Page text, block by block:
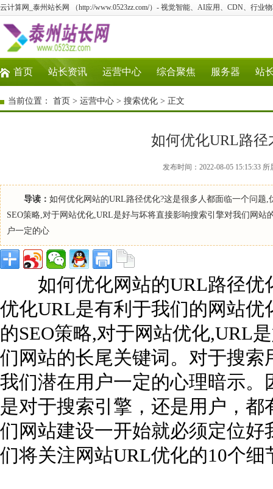
云计算网_泰州站长网 （http://www.0523zz.com/）- 视觉智能、AI应用、CDN、行业
首页 站长资讯 运营中心 综合聚焦 服务器 站
当前位置： 首页 > 运营中心 > 搜索优化 > 正文
如何优化URL路
发布时间：2022-08-05 15:15:33
导读： 如何优化网站的URL路径优化?这是很多人都面临一个问
SEO策略,对于网站优化,URL是好与坏将直接影响搜索引擎对我们网
户一定的心
如何优化网站的URL路径优
优化URL是有利于我们的网站
的SEO策略,对于网站优化,URL
们网站的长尾关键词。对于搜
我们潜在用户一定的心理暗示
是对于搜索引擎，还是用户，
们网站建设一开始就必须定位
们将关注网站URL优化的10个